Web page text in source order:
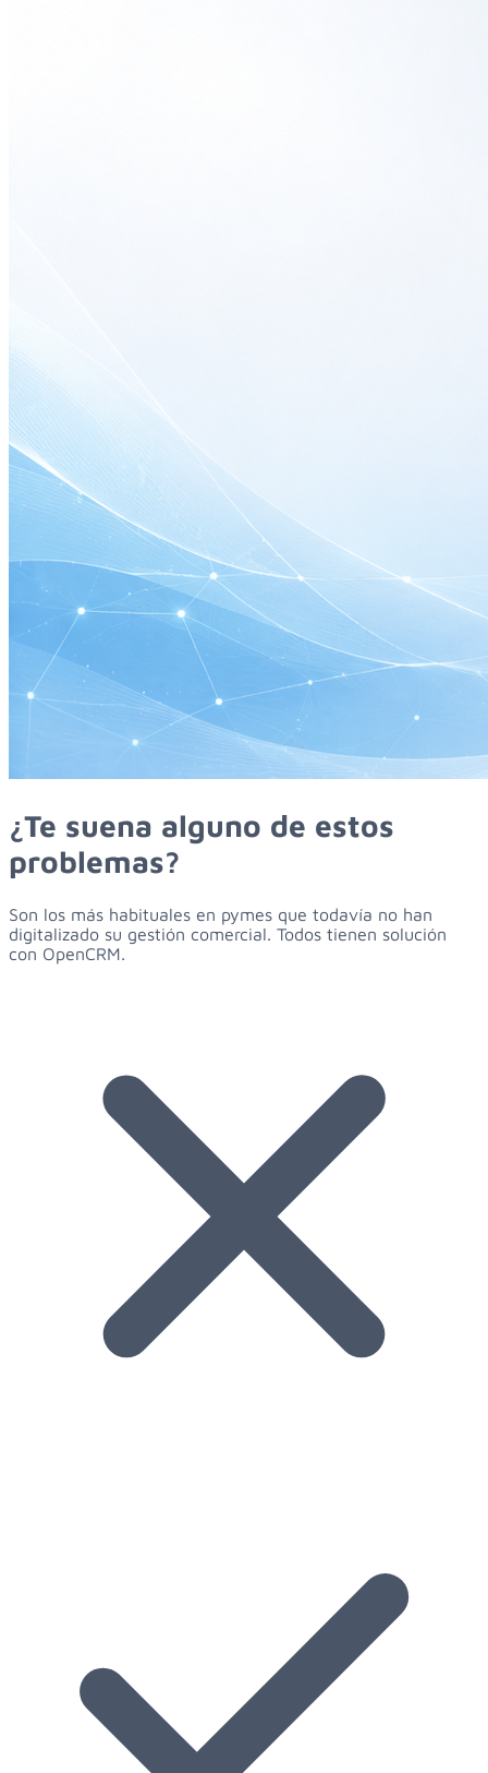
¿Te suena alguno de estos
problemas?
Son los más habituales en pymes que todavía no han
digitalizado su gestión comercial. Todos tienen solución
con OpenCRM.